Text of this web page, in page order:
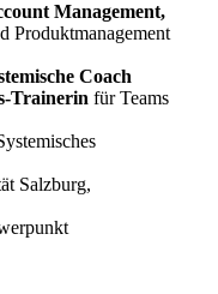
Management,
Produktmanagement
Coach
Trainerin für Teams
Salzburg,